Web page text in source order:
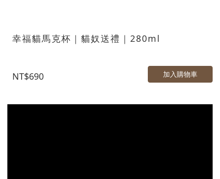
幸福貓馬克杯｜貓奴送禮｜280ml
NT$690 加入購物車